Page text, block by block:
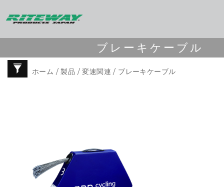
ブレーキケーブル
ホーム /製品 /変速関連 / ブレーキケーブル